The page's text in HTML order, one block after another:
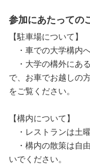
参加にあたっての
【駐車場について】
・車での大学構内
・大学の構外にあ
で、お車でお越しの
をご覧ください。
【構内について】
・レストランは土
・構内の散策は自
いでください。